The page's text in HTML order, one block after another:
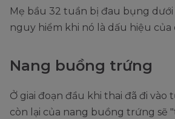
Mẹ bầu 32 tuần bị đau bụng
nguy hiểm khi nó là dấu hiệu của
Nang buồng trứng
Ở giai đoạn đầu khi thai đã đi
còn lại của nang buồng trứng sẽ